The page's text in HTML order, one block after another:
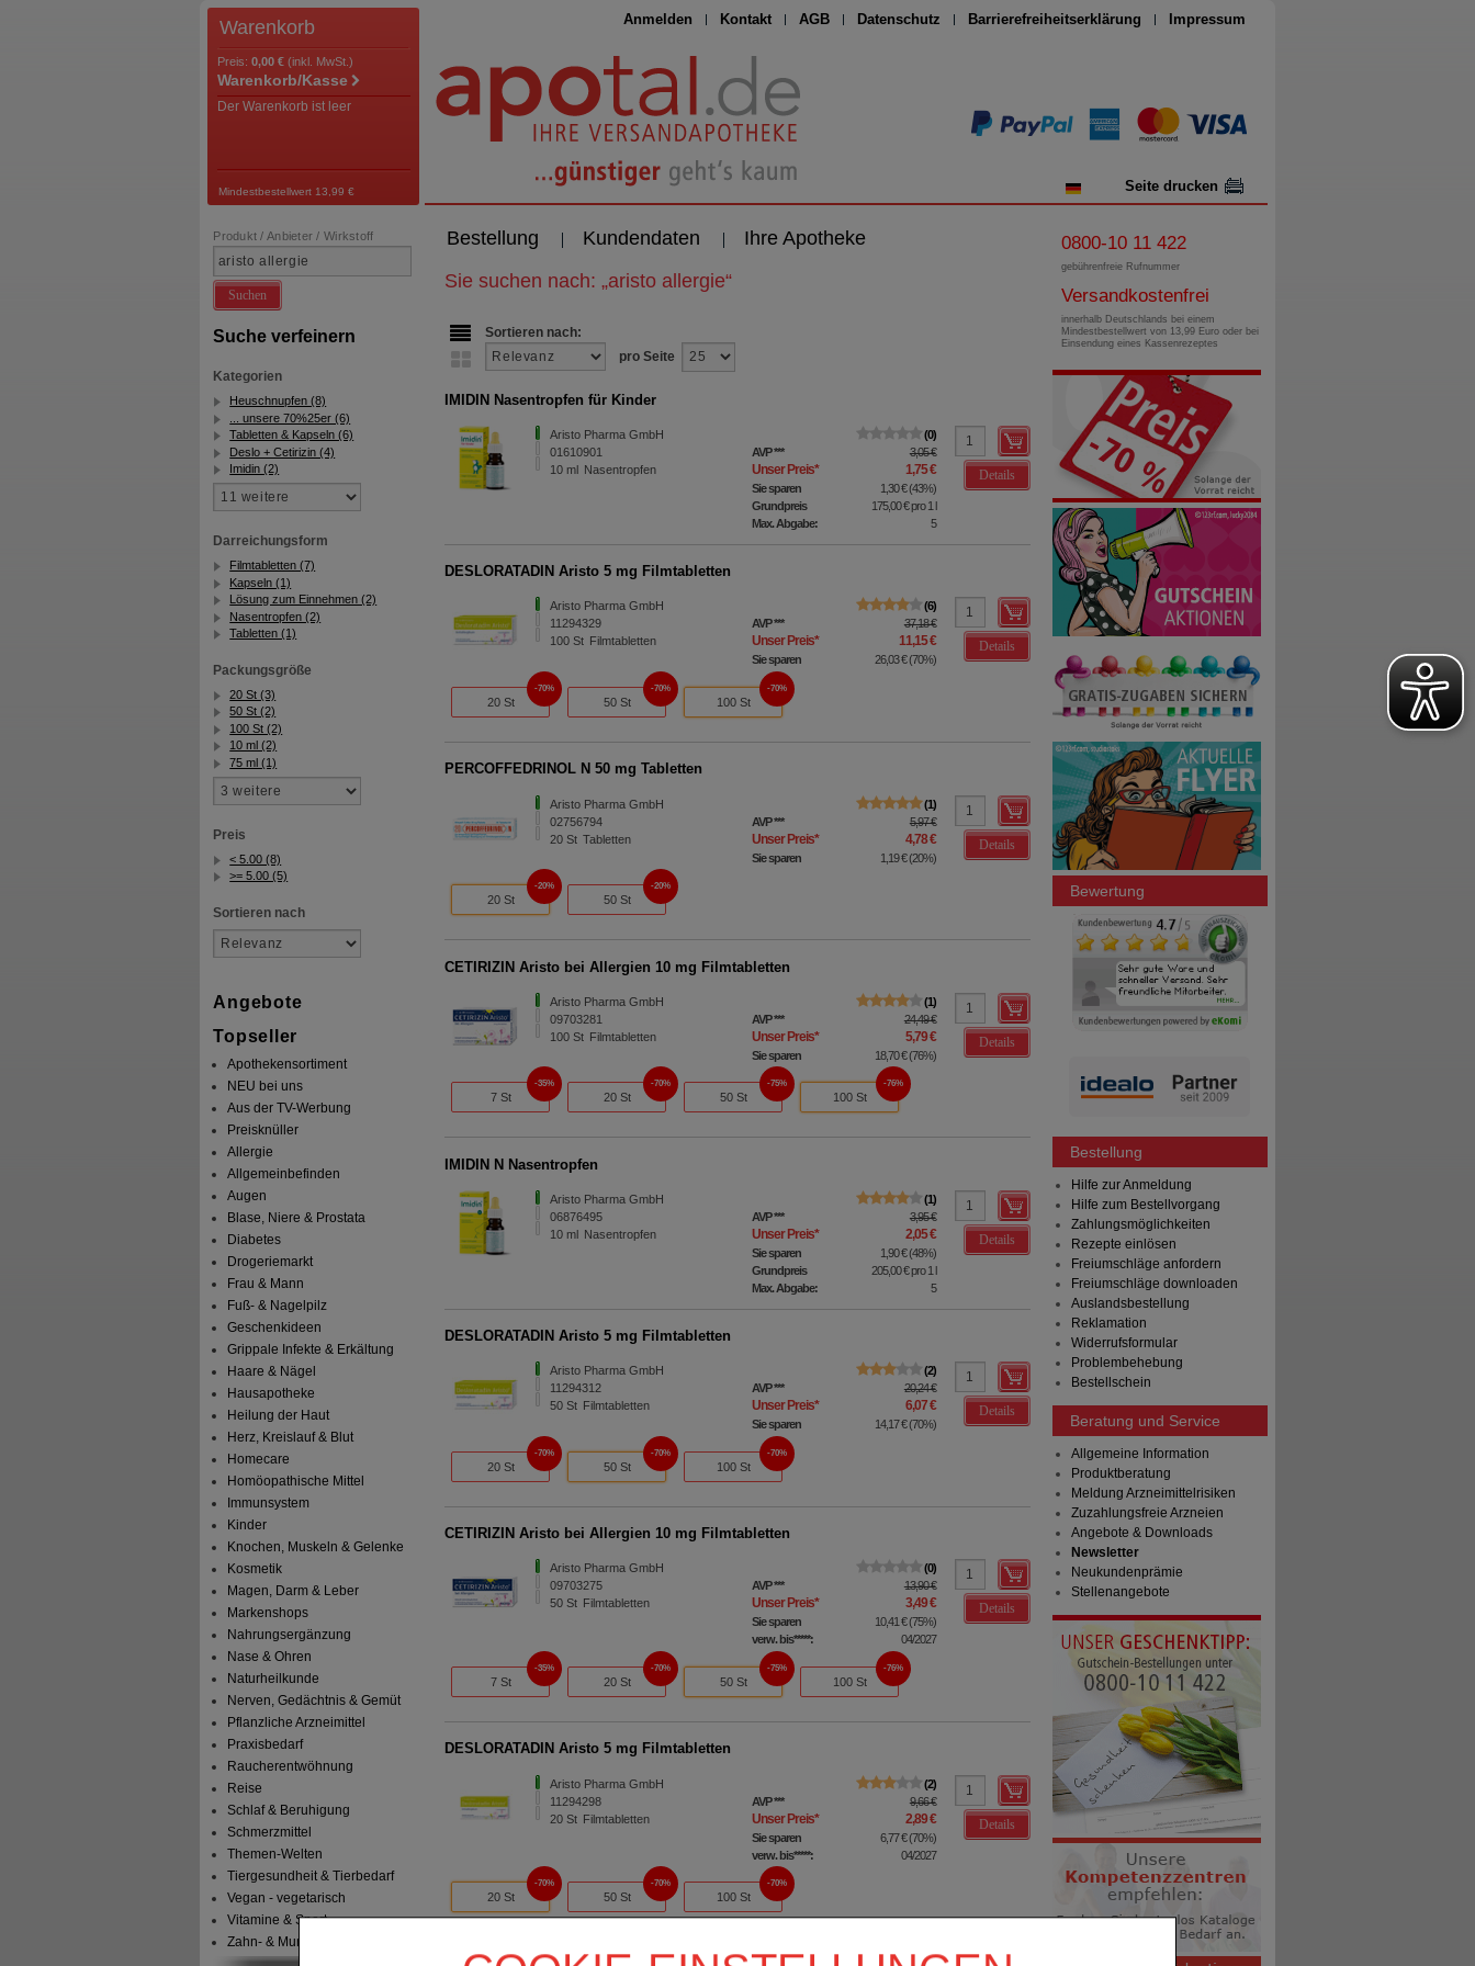
Anmelden Kontakt AGB Datenschutz Barrierefreiheitserklärung Impressum
Seite drucken
Warenkorb
Preis: 0,00 € (inkl. MwSt.)
Warenkorb/Kasse
Der Warenkorb ist leer
Mindestbestellwert 13,99 €
Bestellung Kundendaten Ihre Apotheke
Produkt / Anbieter / Wirkstoff
Suchen
Suche verfeinern
Kategorien
Heuschnupfen (8)
... unsere 70%25er (6)
Tabletten & Kapseln (6)
Deslo + Cetirizin (4)
Imidin (2)
Darreichungsform
Filmtabletten (7)
Kapseln (1)
Lösung zum Einnehmen (2)
Nasentropfen (2)
Tabletten (1)
Packungsgröße
20 St (3)
50 St (2)
100 St (2)
10 ml (2)
75 ml (1)
Preis
< 5.00 (8)
>= 5.00 (5)
Sortieren nach
Angebote
Topseller
Apothekensortiment
NEU bei uns
Aus der TV-Werbung
Preisknüller
Allergie
Allgemeinbefinden
Augen
Blase, Niere & Prostata
Diabetes
Drogeriemarkt
Frau & Mann
Fuß- & Nagelpilz
Geschenkideen
Grippale Infekte & Erkältung
Haare & Nägel
Hausapotheke
Heilung der Haut
Herz, Kreislauf & Blut
Homecare
Homöopathische Mittel
Immunsystem
Kinder
Knochen, Muskeln & Gelenke
Kosmetik
Magen, Darm & Leber
Markenshops
Nahrungsergänzung
Nase & Ohren
Naturheilkunde
Nerven, Gedächtnis & Gemüt
Pflanzliche Arzneimittel
Praxisbedarf
Raucherentwöhnung
Reise
Schlaf & Beruhigung
Schmerzmittel
Themen-Welten
Tiergesundheit & Tierbedarf
Vegan - vegetarisch
Vitamine & Sport
Zahn- & Mundpflege
Sie suchen nach: „aristo allergie“
Sortieren nach:
pro Seite
IMIDIN Nasentropfen für Kinder
Aristo Pharma GmbH
01610901
10 ml Nasentropfen
0
AVP*** 3,05 €
Unser Preis* 1,75 €
Sie sparen 1,30 €(43%)
Grundpreis
175,00 €pro 1 l
Max. Abgabe:
5
Details
DESLORATADIN Aristo 5 mg Filmtabletten
Aristo Pharma GmbH
11294329
100St Filmtabletten
6
AVP*** 37,18 €
Unser Preis* 11,15 €
Sie sparen 26,03 €(70%)
Details
20 St
70%
50 St
70%
100 St
70%
PERCOFFEDRINOL N 50 mg Tabletten
Aristo Pharma GmbH
02756794
20St Tabletten
1
AVP*** 5,97 €
Unser Preis* 4,78 €
Sie sparen 1,19 €(20%)
Details
20 St
20%
50 St
20%
CETIRIZIN Aristo bei Allergien 10 mg Filmtabletten
Aristo Pharma GmbH
09703281
100St Filmtabletten
1
AVP*** 24,49 €
Unser Preis* 5,79 €
Sie sparen 18,70 €(76%)
Details
7 St
35%
20 St
70%
50 St
75%
100 St
76%
IMIDIN N Nasentropfen
Aristo Pharma GmbH
06876495
10 ml Nasentropfen
1
AVP*** 3,95 €
Unser Preis* 2,05 €
Sie sparen 1,90 €(48%)
Grundpreis
205,00 €pro 1 l
Max. Abgabe:
5
Details
DESLORATADIN Aristo 5 mg Filmtabletten
Aristo Pharma GmbH
11294312
50St Filmtabletten
2
AVP*** 20,24 €
Unser Preis* 6,07 €
Sie sparen 14,17 €(70%)
Details
20 St
70%
50 St
70%
100 St
70%
CETIRIZIN Aristo bei Allergien 10 mg Filmtabletten
Aristo Pharma GmbH
09703275
50St Filmtabletten
0
AVP*** 13,90 €
Unser Preis* 3,49 €
Sie sparen 10,41 €(75%)
verw. bis*****:
04/2027
Details
7 St
35%
20 St
70%
50 St
75%
100 St
76%
DESLORATADIN Aristo 5 mg Filmtabletten
Aristo Pharma GmbH
11294298
20St Filmtabletten
2
AVP*** 9,66 €
Unser Preis* 2,89 €
Sie sparen 6,77 €(70%)
verw. bis*****:
04/2027
Details
20 St
70%
50 St
70%
100 St
70%
0800-10 11 422
gebührenfreie Rufnummer
Versandkostenfrei
innerhalb Deutschlands bei einem
Mindestbestellwert von 13,99 Euro oder bei
Einsendung eines Kassenrezeptes
Bewertung
Bestellung
Hilfe zur Anmeldung
Hilfe zum Bestellvorgang
Zahlungsmöglichkeiten
Rezepte einlösen
Freiumschläge anfordern
Freiumschläge downloaden
Auslandsbestellung
Reklamation
Widerrufsformular
Problembehebung
Bestellschein
Beratung und Service
Allgemeine Information
Produktberatung
Meldung Arzneimittelrisiken
Zuzahlungsfreie Arzneien
Angebote & Downloads
Newsletter
Neukundenprämie
Stellenangebote